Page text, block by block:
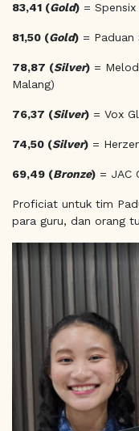
83,41 (Gold) =
81,50 (Gold) = Paduan
78,87 (Silver) =
Malang)
76,37 (Silver) = Vox
74,50 (Silver) =
69,49 (Bronze) = JAC
Proficiat untuk tim
para guru, dan orang